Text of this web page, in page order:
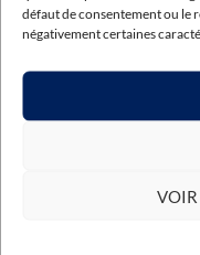
défaut de consentement ou le
négativement certaines
VOIR
Industriel 2023 - Juillet